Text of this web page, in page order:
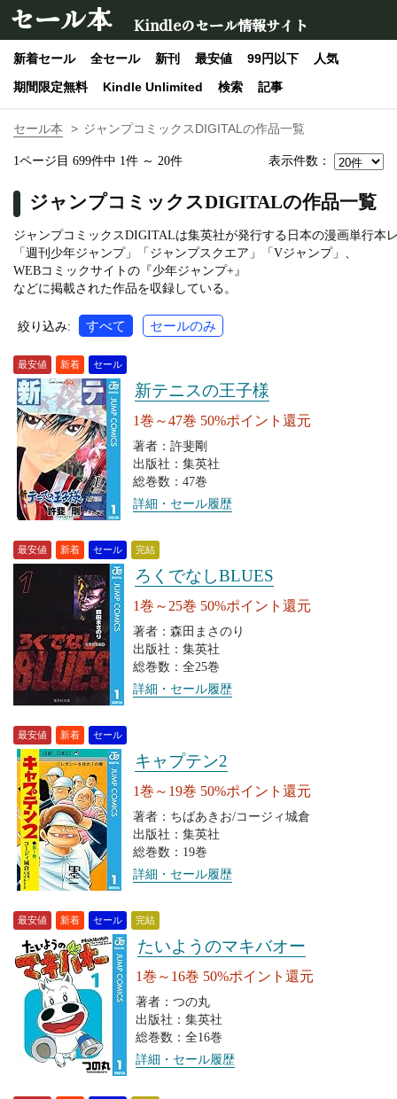
セール本 Kindleのセール情報サイト
新着セール 全セール 新刊 最安値 99円以下
人気
期間限定無料
Kindle Unlimited 検索 記事
セール本 ジャンプコミックスDIGITALの作品一覧
1ページ目 699件中 1件 ～ 20件 表示件数：
ジャンプコミックスDIGITALの作品一覧
ジャンプコミックスDIGITALは集英社が発行する日本の漫画単行本
「週刊少年ジャンプ」「ジャンプスクエア」「Vジャンプ」、
WEBコミックサイトの『少年ジャンプ+』
などに掲載された作品を収録している。
絞り込み: すべて セールのみ
最安値 新着 セール
新テニスの王子様
1巻～47巻 50%ポイント還元
著者：許斐剛
出版社：集英社
総巻数：47巻
詳細・セール履歴
最安値 新着 セール 完結
ろくでなしBLUES
1巻～25巻 50%ポイント還元
著者：森田まさのり
出版社：集英社
総巻数：全25巻
詳細・セール履歴
最安値 新着 セール
キャプテン2
1巻～19巻 50%ポイント還元
著者：ちばあきお/コージィ城倉
出版社：集英社
総巻数：19巻
詳細・セール履歴
最安値 新着 セール 完結
たいようのマキバオー
1巻～16巻 50%ポイント還元
著者：つの丸
出版社：集英社
総巻数：全16巻
詳細・セール履歴